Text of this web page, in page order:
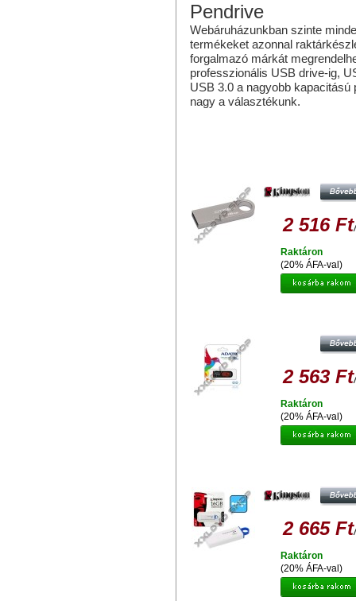
Pendrive
Webáruházunkban szinte
termékeket azonnal
forgalmazó márkát
professzionális USB drive-ig,
USB 3.0 a nagyobb
nagy a választékunk.
2 516 Ft
(20% ÁFA-val)
Raktáron
2 563 Ft
(20% ÁFA-val)
Raktáron
2 665 Ft
(20% ÁFA-val)
Raktáron